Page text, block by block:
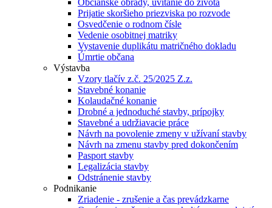
Občianske obrady, uvítanie do života
Prijatie skoršieho priezviska po rozvode
Osvedčenie o rodnom čísle
Vedenie osobitnej matriky
Vystavenie duplikátu matričného dokladu
Úmrtie občana
Výstavba
Vzory tlačív z.č. 25/2025 Z.z.
Stavebné konanie
Kolaudačné konanie
Drobné a jednoduché stavby, prípojky
Stavebné a udržiavacie práce
Návrh na povolenie zmeny v užívaní stavby
Návrh na zmenu stavby pred dokončením
Pasport stavby
Legalizácia stavby
Odstránenie stavby
Podnikanie
Zriadenie - zrušenie a čas prevádzkarne